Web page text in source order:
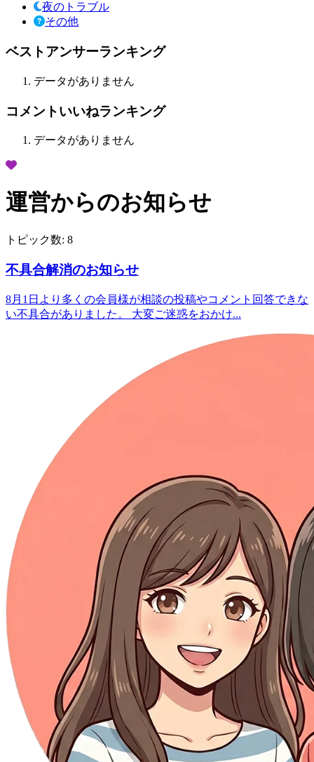
夜のトラブル
その他
ベストアンサーランキング
データがありません
コメントいいねランキング
データがありません
運営からのお知らせ
トピック数: 8
不具合解消のお知らせ
8月1日より多くの会員様が相談の投稿やコメント回答できな
い不具合がありました。 大変ご迷惑をおかけ...